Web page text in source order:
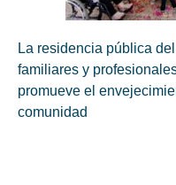
La residencia pública
familiares y
promueve el
comunidad